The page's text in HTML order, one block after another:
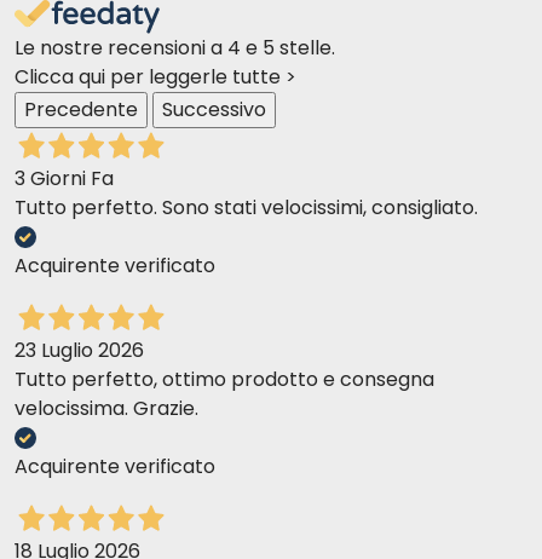
Le nostre recensioni a 4 e 5 stelle.
Clicca qui per leggerle tutte >
Precedente
Successivo
3 Giorni Fa
Tutto perfetto. Sono stati velocissimi, consigliato.
Acquirente verificato
23 Luglio 2026
Tutto perfetto, ottimo prodotto e consegna
velocissima. Grazie.
Acquirente verificato
18 Luglio 2026